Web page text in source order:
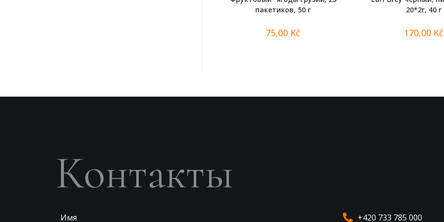
пакетиков, 50 г
75,00 Kč
20*2г, 40 г
170,00 Kč
Контакты
Имя
+420 733 785 000